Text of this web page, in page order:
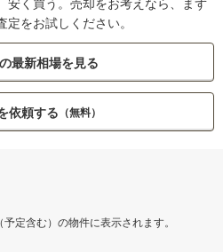
定をお試しください。
最新相場を見る
依頼する （無料）
定含む）の物件に表示されます。